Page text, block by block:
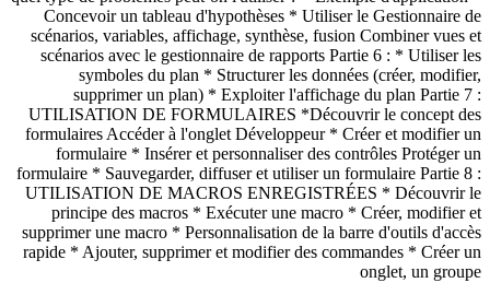
Concevoir un tableau d'hypothèses * Utiliser le Gestionnaire de
scénarios, variables, affichage, synthèse, fusion Combiner vues et
scénarios avec le gestionnaire de rapports Partie 6 : * Utiliser les
symboles du plan * Structurer les données (créer, modifier,
supprimer un plan) * Exploiter l'affichage du plan Partie 7 :
UTILISATION DE FORMULAIRES *Découvrir le concept des
formulaires Accéder à l'onglet Développeur * Créer et modifier un
formulaire * Insérer et personnaliser des contrôles Protéger un
formulaire * Sauvegarder, diffuser et utiliser un formulaire Partie 8 :
UTILISATION DE MACROS ENREGISTRÉES * Découvrir le
principe des macros * Exécuter une macro * Créer, modifier et
supprimer une macro * Personnalisation de la barre d'outils d'accès
rapide * Ajouter, supprimer et modifier des commandes * Créer un
onglet, un groupe